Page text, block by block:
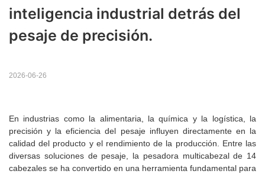
inteligencia industrial detrás del
pesaje de precisión.
2026-06-26
En industrias como la alimentaria, la química y la logística, la
precisión y la eficiencia del pesaje influyen directamente en la
calidad del producto y el rendimiento de la producción. Entre las
diversas soluciones de pesaje, la pesadora multicabezal de 14
cabezales se ha convertido en una herramienta fundamental para